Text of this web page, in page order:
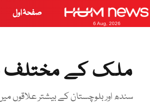
6 Aug, 2026
صفحۂ اول
ملک کے مختلف
سندھ اور بلوچستان کے بیشتر علاقوں